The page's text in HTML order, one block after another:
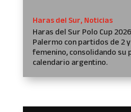
Haras del Sur, Noticias
Haras del Sur Polo Cup
Palermo con partidos de 2
femenino, consolidando su
calendario argentino.